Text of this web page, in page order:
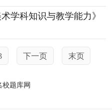
学科知识与教学能力》
下一页 末页
校题库网